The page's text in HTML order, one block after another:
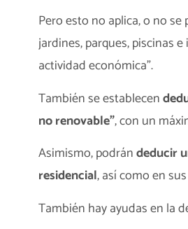
Pero esto no aplica, o no
jardines, parques, piscinas
actividad económica”.
También se establecen
no renovable”, con un
Asimismo, podrándeducir
residencial, así como en
También hay ayudas en la